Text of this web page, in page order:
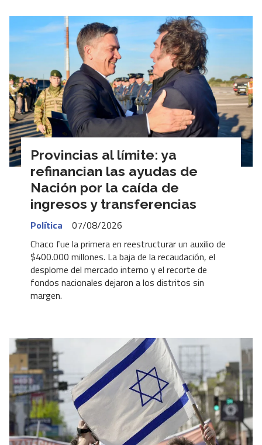
Provincias al límite: ya
refinancian las ayudas de
Nación por la caída de
ingresos y transferencias
Política
07/08/2026
Chaco fue la primera en reestructurar un auxilio de
$400.000 millones. La baja de la recaudación, el
desplome del mercado interno y el recorte de
fondos nacionales dejaron a los distritos sin
margen.